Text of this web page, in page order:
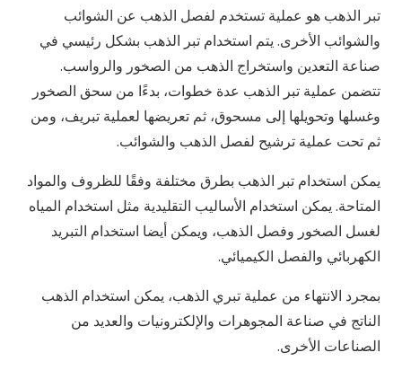
تبر الذهب هو عملية تستخدم لفصل الذهب عن الشوائب
والشوائب الأخرى. يتم استخدام تبر الذهب بشكل رئيسي في
صناعة التعدين واستخراج الذهب من الصخور والرواسب.
تتضمن عملية تبر الذهب عدة خطوات، بدءًا من سحق الصخور
وغسلها وتحويلها إلى مسحوق، ثم تعريضها لعملية تبريف، ومن
ثم تحت عملية ترشيح لفصل الذهب والشوائب.
يمكن استخدام تبر الذهب بطرق مختلفة وفقًا للظروف والمواد
المتاحة. يمكن استخدام الأساليب التقليدية مثل استخدام المياه
لغسل الصخور وفصل الذهب، ويمكن أيضا استخدام التبريد
الكهربائي والفصل الكيميائي.
بمجرد الانتهاء من عملية تبري الذهب، يمكن استخدام الذهب
الناتج في صناعة المجوهرات والإلكترونيات والعديد من
الصناعات الأخرى.